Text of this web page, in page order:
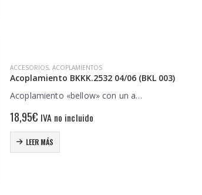
ACCESORIOS, ACOPLAMIENTOS
Acoplamiento BKKK.2532 04/06 (BKL 003)
Acoplamiento «bellow» con un a…
18,95€ IVA no incluido
LEER MÁS